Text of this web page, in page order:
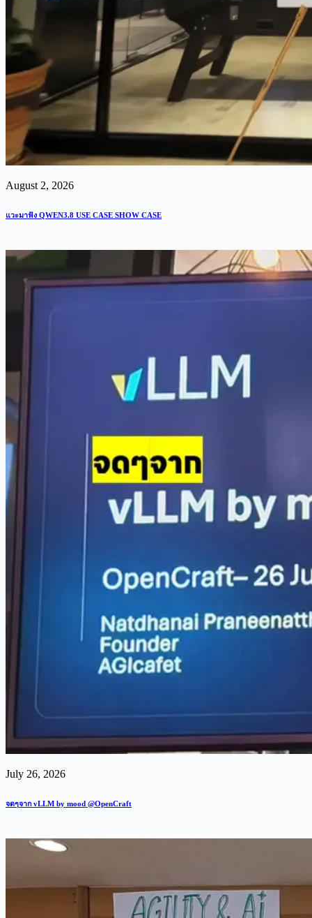
August 2, 2026
แวะมาฟัง QWEN3.8 USE CASE SHOW CASE
July 26, 2026
จดๆจาก vLLM by mood @OpenCraft